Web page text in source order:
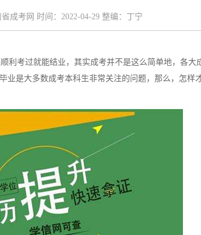
成考网 时间：2022-04-29 整编：丁宁
考过就能结业，其实成考并不是这么简单地，各大
是大多数成考本科生非常关注的问题，那么，怎样
湖南工业大学